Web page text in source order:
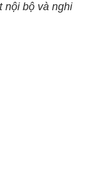
nội bộ và nghi